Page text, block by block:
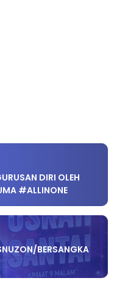
DIRI OLEH
#ALLINONE
BERSANGKA